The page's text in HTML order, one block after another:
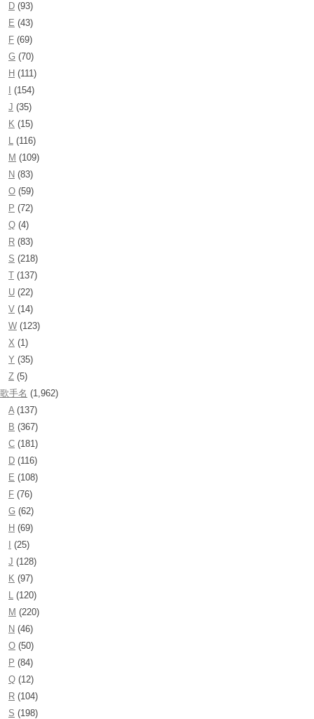
D (93)
E (43)
F (69)
G (70)
H (111)
(154)
J (35)
K (15)
L (116)
M (109)
N (83)
O (59)
P (72)
Q (4)
R (83)
S (218)
T (137)
U (22)
V (14)
W (123)
X (1)
Y (35)
Z (5)
歌手名 (1,962)
A(137)
B (367)
C (181)
D (116)
E (108)
F (76)
G (62)
H (69)
(25)
J (128)
K (97)
L (120)
M (220)
N (46)
O (50)
P (84)
Q (12)
R (104)
S (198)